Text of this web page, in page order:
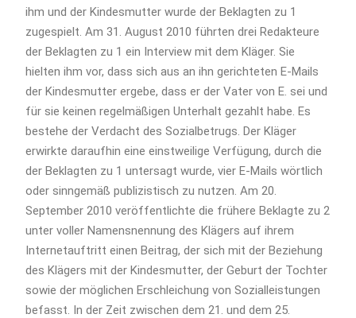
ihm und der Kindesmutter wurde der Beklagten zu 1
zugespielt. Am 31. August 2010 führten drei Redakteure
der Beklagten zu 1 ein Interview mit dem Kläger. Sie
hielten ihm vor, dass sich aus an ihn gerichteten E-Mails
der Kindesmutter ergebe, dass er der Vater von E. sei und
für sie keinen regelmäßigen Unterhalt gezahlt habe. Es
bestehe der Verdacht des Sozialbetrugs. Der Kläger
erwirkte daraufhin eine einstweilige Verfügung, durch die
der Beklagten zu 1 untersagt wurde, vier E-Mails wörtlich
oder sinngemäß publizistisch zu nutzen. Am 20.
September 2010 veröffentlichte die frühere Beklagte zu 2
unter voller Namensnennung des Klägers auf ihrem
Internetauftritt einen Beitrag, der sich mit der Beziehung
des Klägers mit der Kindesmutter, der Geburt der Tochter
sowie der möglichen Erschleichung von Sozialleistungen
befasst. In der Zeit zwischen dem 21. und dem 25.